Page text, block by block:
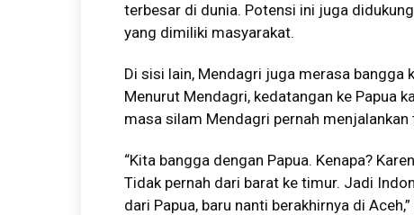
terbesar di dunia. Potensi ini juga
yang dimiliki masyarakat.
Di sisi lain, Mendagri juga merasa bangga
Menurut Mendagri, kedatangan ke Papua
masa silam Mendagri pernah menjalankan
“Kita bangga dengan Papua. Kenapa?
Tidak pernah dari barat ke timur. Jadi
dari Papua, baru nanti berakhirnya di